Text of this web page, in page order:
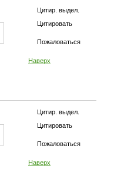
Цитир. выдел.
Цитировать
Пожаловаться
Наверх
Цитир. выдел.
Цитировать
Пожаловаться
Наверх